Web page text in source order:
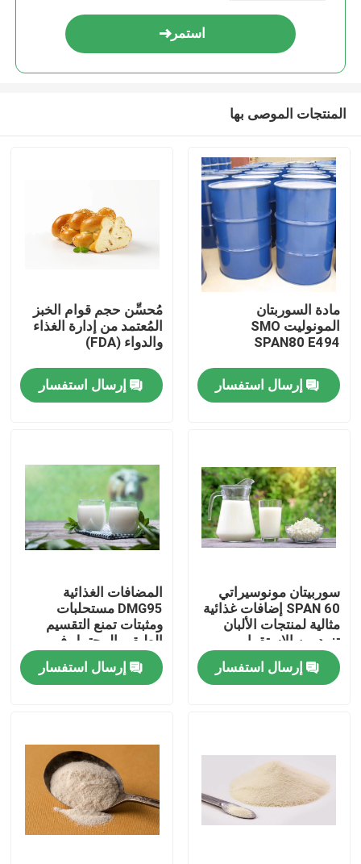
منزل
أشرطة فيديو
عرض الواقع الافتراضي
معلومات عنا
جولة في المعمل
اتصل بنا
أخبار
استمر
المنتجات الموصى بها
مادة السوربتان
المونوليت SMO
SPAN80 E494
إرسال استفسار
مُحسِّن حجم قوام الخبز
المُعتمد من إدارة الغذاء
والدواء (FDA)
إرسال استفسار
سوربيتان مونوسيراتي
SPAN 60 إضافات غذائية
مثالية لمنتجات الألبان
تزيد من الاستقرار
والاستحلاب
إرسال استفسار
المضافات الغذائية
DMG95 مستحلبات
ومثبتات تمنع التقسيم
الطبقي المحتمل في
الحليب
إرسال استفسار